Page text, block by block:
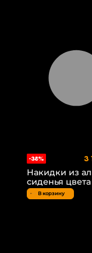
-38% 3
Накидки из
сиденья
В корзину